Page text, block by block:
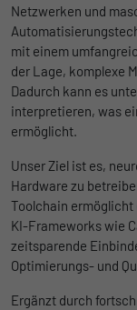
Netzwerken und
mit einem
der Lage, komplexe
Dadurch kann es
interpretieren, was
ermöglicht.
Unser Ziel ist es,
Hardware zu
Toolchain ermöglicht
KI-Frameworks wie
zeitsparende
Optimierungs- und
Ergänzt durch